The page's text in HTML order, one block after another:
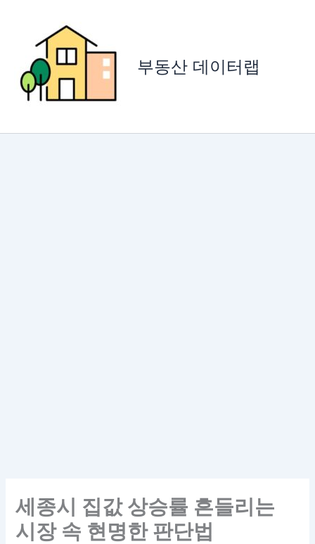
부동산 데이터랩
세종시 집값 상승률 흔들리는
시장 속 현명한 판단법